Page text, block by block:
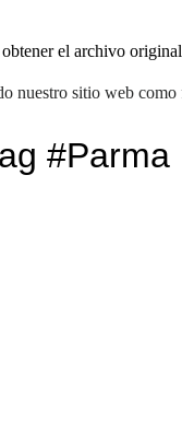
el archivo
nuestro sitio web como
#Parma